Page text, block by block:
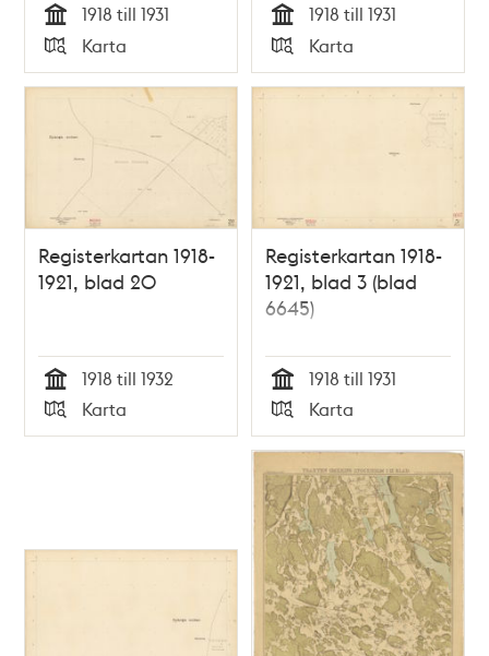
Tid
1918 till 1931
Typ
Karta Tid
1918 till 1931
Typ
Karta
Registerkartan 1918-
1921, blad 20
Tid
1918 till 1932
Typ
Karta
Registerkartan 1918-
1921, blad 3 (blad
6645)
Tid
1918 till 1931
Typ
Karta